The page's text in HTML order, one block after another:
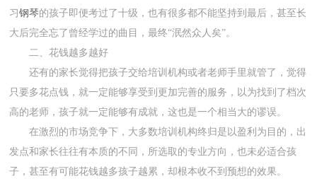
习钢琴的孩子即便考过了十级，也有很多都不能坚持到最后，甚至长
大后完全忘了曾经学过的曲目，最终“泯然众人矣”。
二、花钱越多越好
还有的家长觉得把孩子交给培训机构或者老师手里就管了，觉得
只要多花点钱，就一定能够享受到更加完善的服务，以为找到了档次
高的老师，孩子就一定能够有成就，这也是一个相当大的谬误。
在激烈的市场竞争下，大多数培训机构终归是以盈利为目的，出
发点和家长往往有本质的不同，所选取的专业方向，也未必适合孩
子，甚至有可能花钱越多孩子越累，却根本收不到预想的效果。